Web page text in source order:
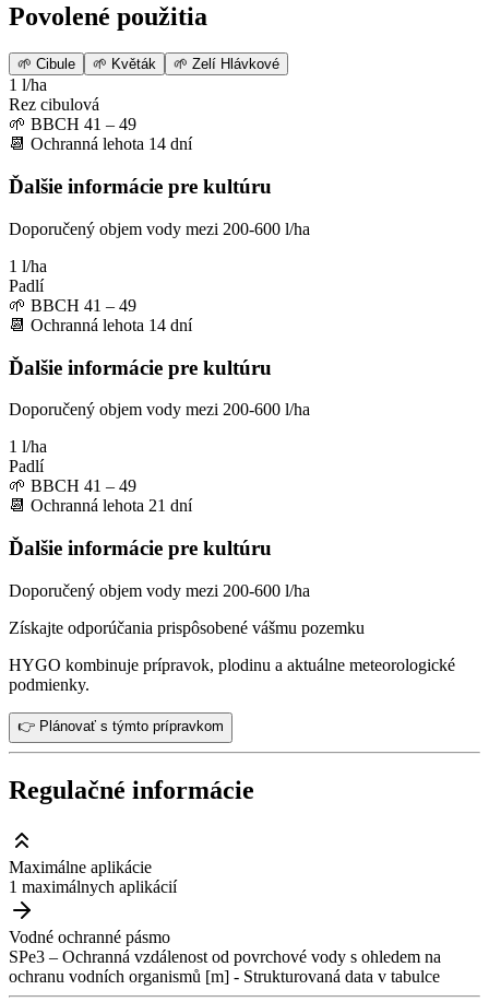
Povolené použitia
🌱 Cibule 🌱 Květák 🌱 Zelí Hlávkové
1 l/ha
Rez cibulová
🌱 BBCH 41 – 49
📆 Ochranná lehota 14 dní
Ďalšie informácie pre kultúru
Doporučený objem vody mezi 200-600 l/ha
1 l/ha
Padlí
🌱 BBCH 41 – 49
📆 Ochranná lehota 14 dní
Ďalšie informácie pre kultúru
Doporučený objem vody mezi 200-600 l/ha
1 l/ha
Padlí
🌱 BBCH 41 – 49
📆 Ochranná lehota 21 dní
Ďalšie informácie pre kultúru
Doporučený objem vody mezi 200-600 l/ha
Získajte odporúčania prispôsobené vášmu pozemku
HYGO kombinuje prípravok, plodinu a aktuálne meteorologické
podmienky.
👉 Plánovať s týmto prípravkom
Regulačné informácie
Maximálne aplikácie
1 maximálnych aplikácií
Vodné ochranné pásmo
SPe3 – Ochranná vzdálenost od povrchové vody s ohledem na
ochranu vodních organismů [m] - Strukturovaná data v tabulce